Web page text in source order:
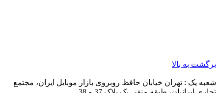
شعبه یک : تهران خیابان حافظ روبروی بازار موبایل ایران، مجتمع
تجاری ایرانیان، طبقه منفی یک پلاک 37 و 38
شعبه دو : تهران خیابان حافظ پایین تر از خیابان جامی پلاک 106
فروشگاه کاری نو